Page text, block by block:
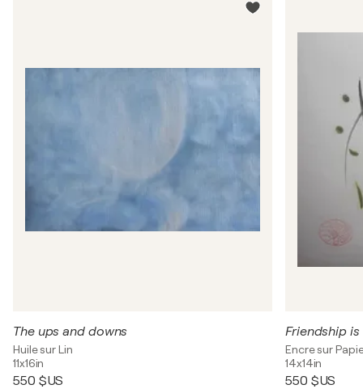
The ups and downs
Huile sur Lin
11x16in
550 $US
Friendship is
Encre sur
14x14in
550 $US